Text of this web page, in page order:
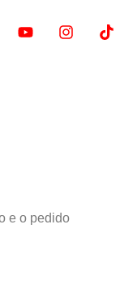
e o pedido